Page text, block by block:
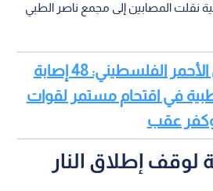
نقلت المصابين إلى مجمع ناصر الطبي
اقرأ أيضا: الهلال الأحمر الفلسطيني: 48 إصابة
في اقتحام مستمر لقوات
وكفر عقب
إطلاق النار